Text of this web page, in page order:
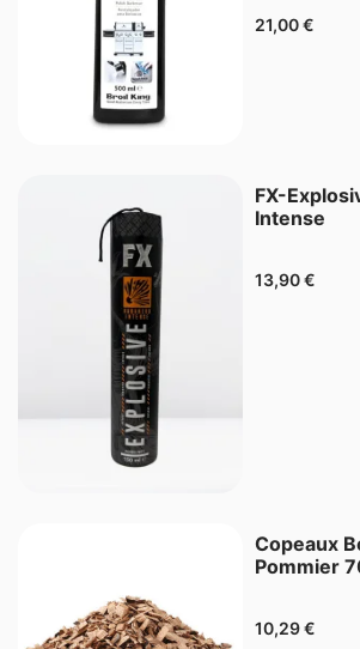
21,00€
FX-
Intense
13,90€
Copeaux
Pommier
10,29€